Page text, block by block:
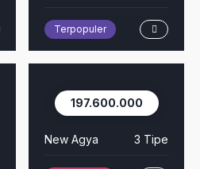
Terpopuler
197.600.000
New Agya 3 Tipe